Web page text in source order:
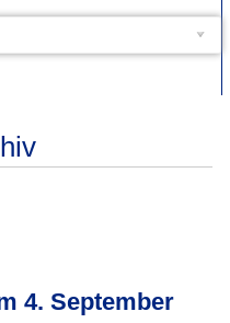
4. September